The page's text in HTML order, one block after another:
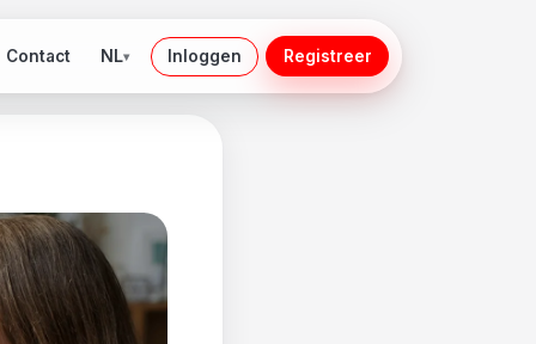
Contact NL▾ Inloggen Registreer